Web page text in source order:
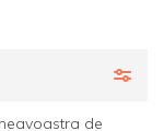
de